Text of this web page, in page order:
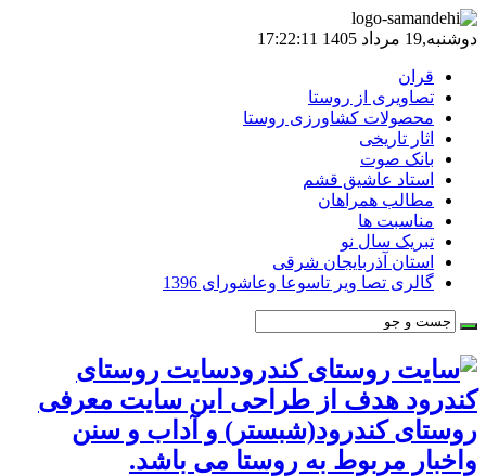
دوشنبه,19 مرداد 1405 17:22:11
قران
تصاویری از روستا
محصولات کشاورزی روستا
اثار تاریخی
بانک صوت
استاد عاشیق قشم
مطالب همراهان
مناسبت ها
تبریک سال نو
استان آذربایجان شرقی
گالری تصا ویر تاسوعا وعاشورای 1396
سایت روستای
کندرود هدف از طراحی این سایت معرفی
روستای کندرود(شبستر) و آداب و سنن
واخبار مربوط به روستا می باشد.